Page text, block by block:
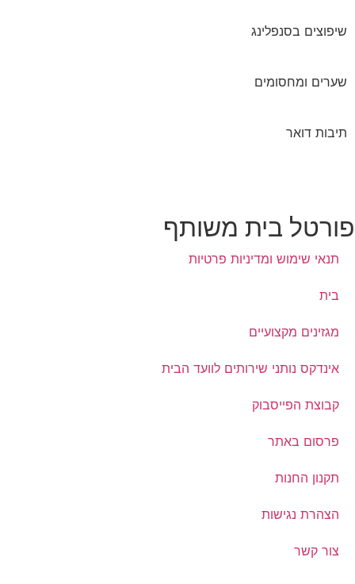
שיפוצים בסנפלינג
שערים ומחסומים
תיבות דואר
בית משותף
תנאי שימוש ומדיניות פרטיות
בית
מגזינים מקצועיים
אינדקס נותני שירותים לוועד הבית
קבוצת הפייסבוק
פרסום באתר
תקנון החנות
הצהרת נגישות
צור קשר